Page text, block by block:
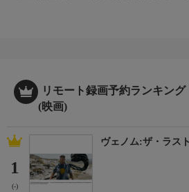
リモート録画予約ランキング
(映画)
1
(-)
ヴェノム:ザ・ラス